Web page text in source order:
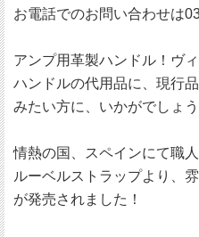
お電話でのお問い合わせは
アンプ用革製ハンドル！ヴ
ハンドルの代用品に、現行
みたい方に、いかがでしょう
情熱の国、スペインにて職
ルーベルストラップより、
が発売されました！